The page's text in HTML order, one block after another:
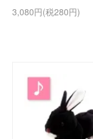
3,080円(税280円)